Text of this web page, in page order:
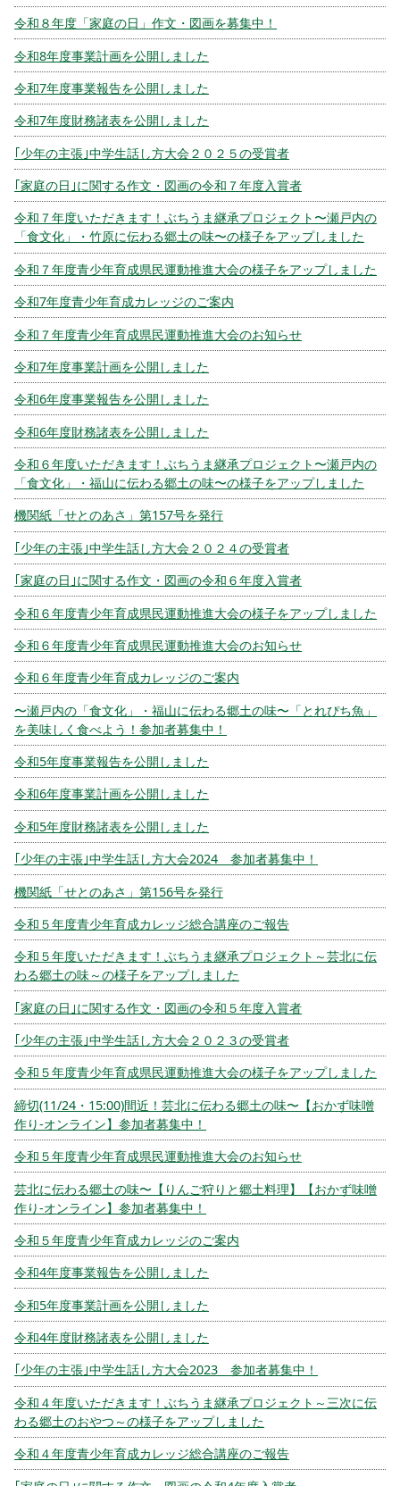
令和８年度「家庭の日」作文・図画を募集中！
令和8年度事業計画を公開しました
令和7年度事業報告を公開しました
令和7年度財務諸表を公開しました
｢少年の主張｣中学生話し方大会２０２５の受賞者
｢家庭の日｣に関する作文・図画の令和７年度入賞者
令和７年度いただきます！ぶちうま継承プロジェクト〜瀬戸内の
「食文化」・竹原に伝わる郷土の味〜の様子をアップしました
令和７年度青少年育成県民運動推進大会の様子をアップしました
令和7年度青少年育成カレッジのご案内
令和７年度青少年育成県民運動推進大会のお知らせ
令和7年度事業計画を公開しました
令和6年度事業報告を公開しました
令和6年度財務諸表を公開しました
令和６年度いただきます！ぶちうま継承プロジェクト〜瀬戸内の
「食文化」・福山に伝わる郷土の味〜の様子をアップしました
機関紙「せとのあさ」第157号を発行
｢少年の主張｣中学生話し方大会２０２４の受賞者
｢家庭の日｣に関する作文・図画の令和６年度入賞者
令和６年度青少年育成県民運動推進大会の様子をアップしました
令和６年度青少年育成県民運動推進大会のお知らせ
令和６年度青少年育成カレッジのご案内
〜瀬戸内の「食文化」・福山に伝わる郷土の味〜「とれぴち魚」
を美味しく食べよう！参加者募集中！
令和5年度事業報告を公開しました
令和6年度事業計画を公開しました
令和5年度財務諸表を公開しました
｢少年の主張｣中学生話し方大会2024 参加者募集中！
機関紙「せとのあさ」第156号を発行
令和５年度青少年育成カレッジ総合講座のご報告
令和５年度いただきます！ぶちうま継承プロジェクト～芸北に伝
わる郷土の味～の様子をアップしました
｢家庭の日｣に関する作文・図画の令和５年度入賞者
｢少年の主張｣中学生話し方大会２０２３の受賞者
令和５年度青少年育成県民運動推進大会の様子をアップしました
締切(11/24・15:00)間近！芸北に伝わる郷土の味〜【おかず味噌
作り-オンライン】参加者募集中！
令和５年度青少年育成県民運動推進大会のお知らせ
芸北に伝わる郷土の味〜【りんご狩りと郷土料理】【おかず味噌
作り-オンライン】参加者募集中！
令和５年度青少年育成カレッジのご案内
令和4年度事業報告を公開しました
令和5年度事業計画を公開しました
令和4年度財務諸表を公開しました
｢少年の主張｣中学生話し方大会2023 参加者募集中！
令和４年度いただきます！ぶちうま継承プロジェクト～三次に伝
わる郷土のおやつ～の様子をアップしました
令和４年度青少年育成カレッジ総合講座のご報告